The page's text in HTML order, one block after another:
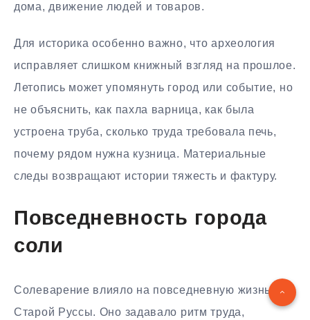
дома, движение людей и товаров.
Для историка особенно важно, что археология
исправляет слишком книжный взгляд на прошлое.
Летопись может упомянуть город или событие, но
не объяснить, как пахла варница, как была
устроена труба, сколько труда требовала печь,
почему рядом нужна кузница. Материальные
следы возвращают истории тяжесть и фактуру.
Повседневность города
соли
Солеварение влияло на повседневную жизнь
Старой Руссы. Оно задавало ритм труда,